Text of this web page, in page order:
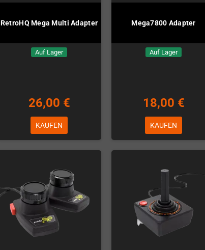
RetroHQ Mega Multi Adapter
Auf Lager
26,00 €
KAUFEN
Mega7800 Adapter
Auf Lager
18,00 €
KAUFEN